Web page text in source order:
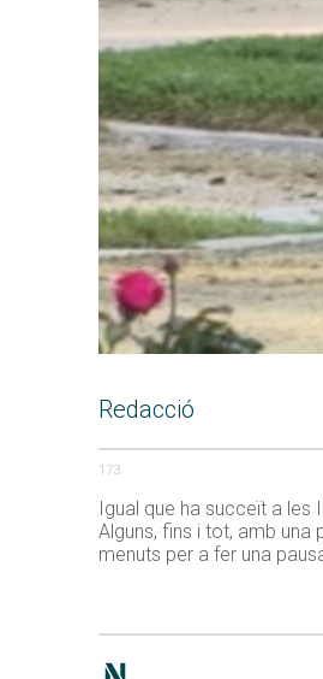
Redacció
173
Igual que ha succeït a
Alguns, fins i tot, amb
menuts per a fer una